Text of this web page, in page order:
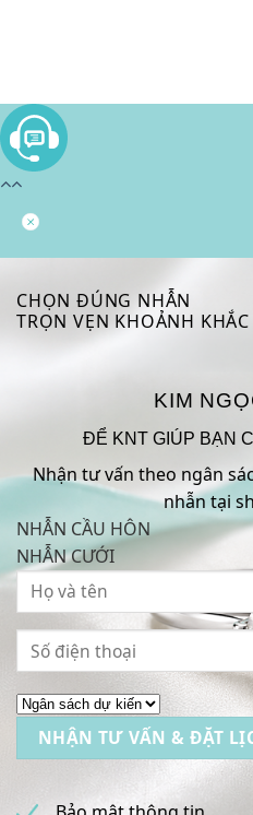
CHỌN ĐÚNG NHẪN
TRỌN VẸN KHOẢNH KHẮC
KIM
ĐỂ KNT GIÚP BẠN
Nhận tư vấn theo ngân
nhẫn tại
NHẪN CẦU HÔN
NHẪN CƯỚI